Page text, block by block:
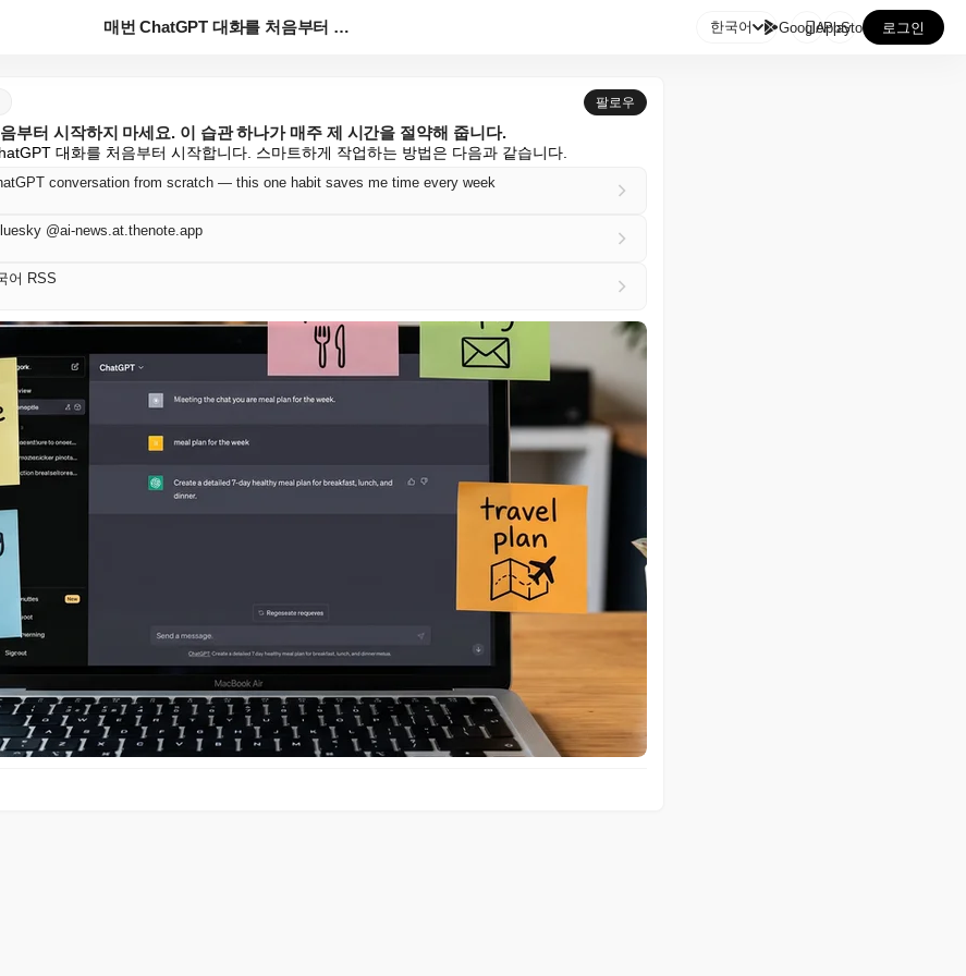
매번 ChatGPT 대화를 처음부터 시작하지 마세요. ... 한국어 GooglePlay
AppStore 로그인
팔로우
부터 시작하지 마세요. 이 습관 하나가 매주 제 시간을 절약해 줍니다.
대화를 처음부터 시작합니다. 스마트하게 작업하는 방법은 다음과 같습니다.
conversation from scratch — this one habit saves me time every week
@ai-news.at.thenote.app
어 RSS